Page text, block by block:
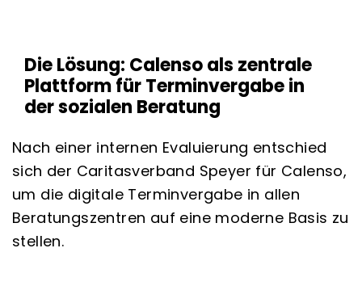
Die Lösung: Calenso als zentrale
Plattform für Terminvergabe in
der sozialen Beratung
Nach einer internen Evaluierung entschied
sich der Caritasverband Speyer für Calenso,
um die digitale Terminvergabe in allen
Beratungszentren auf eine moderne Basis zu
stellen.